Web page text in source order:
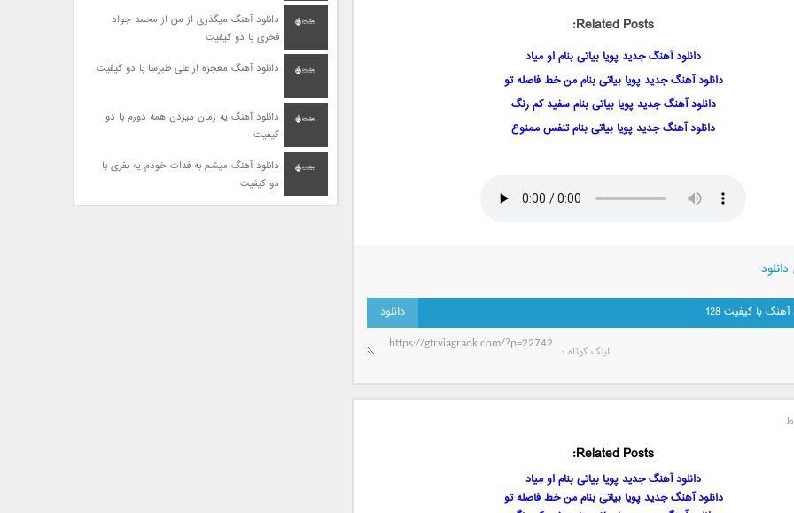
Related Posts:
دانلود آهنگ جدید پویا بیاتی بنام او میاد
دانلود آهنگ جدید پویا بیاتی بنام من خط فاصله تو
دانلود آهنگ جدید پویا بیاتی بنام سفید کم رنگ
دانلود آهنگ جدید پویا بیاتی بنام تنفس ممنوع
آهنگ با کیفیت 128
لینک کوتاه‌ :
Related Posts:
دانلود آهنگ جدید پویا بیاتی بنام او میاد
دانلود آهنگ جدید پویا بیاتی بنام من خط فاصله تو
دانلود آهنگ میگذری از من از محمد جواد
فخری با دو کیفیت
دانلود آهنگ معجزه از علی طبرسا با دو کیفیت
دانلود آهنگ یه زمان میزدن همه دورم با دو
کیفیت
دانلود آهنگ میشم به فدات خودم یه نفری با
دو کیفیت